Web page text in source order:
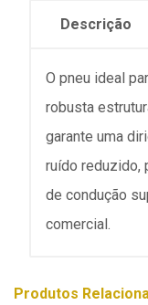
Descrição
O pneu ideal
robusta
garante uma
ruído reduzido,
de condução
comercial.
Produtos